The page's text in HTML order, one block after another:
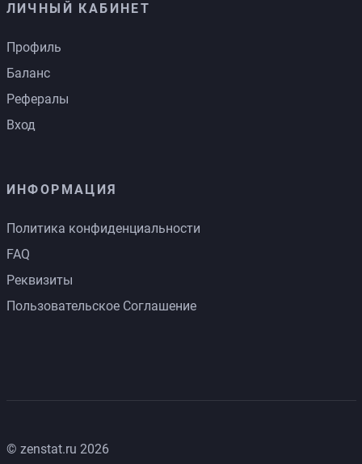
ЛИЧНЫЙ КАБИНЕТ
Профиль
Баланс
Рефералы
Вход
ИНФОРМАЦИЯ
Политика конфиденциальности
FAQ
Реквизиты
Пользовательское Соглашение
© zenstat.ru 2026